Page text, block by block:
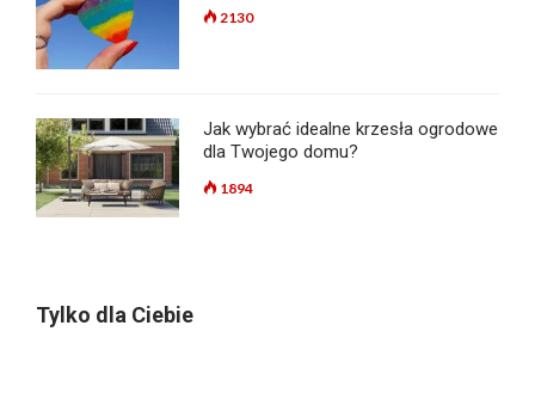
2130
Jak wybrać idealne krzesła ogrodowe
dla Twojego domu?
1894
Tylko dla Ciebie